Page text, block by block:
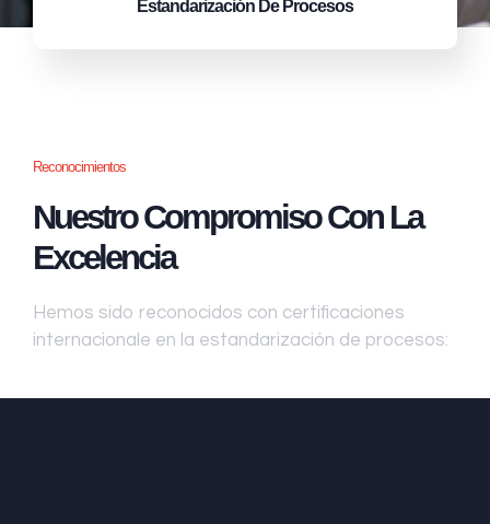
Estandarización De Procesos
Reconocimientos
Nuestro Compromiso Con La
Excelencia
Hemos sido reconocidos con certificaciones
internacionale en la estandarización de procesos: